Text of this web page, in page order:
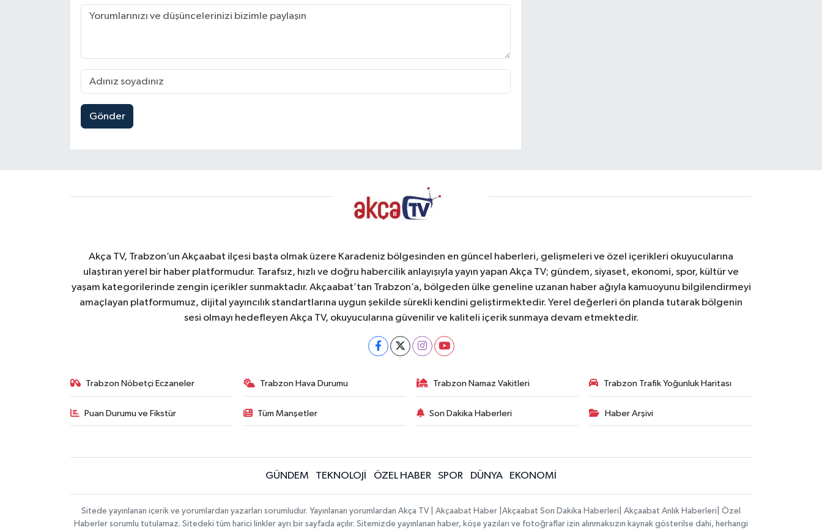
Gönder
Akça TV, Trabzon’un Akçaabat ilçesi başta olmak üzere Karadeniz bölgesinden en güncel haberleri, gelişmeleri ve özel içerikleri okuyucularına
ulaştıran yerel bir haber platformudur. Tarafsız, hızlı ve doğru habercilik anlayışıyla yayın yapan Akça TV; gündem, siyaset, ekonomi, spor, kültür ve
yaşam kategorilerinde zengin içerikler sunmaktadır. Akçaabat’tan Trabzon’a, bölgeden ülke geneline uzanan haber ağıyla kamuoyunu bilgilendirmeyi
amaçlayan platformumuz, dijital yayıncılık standartlarına uygun şekilde sürekli kendini geliştirmektedir. Yerel değerleri ön planda tutarak bölgenin
sesi olmayı hedefleyen Akça TV, okuyucularına güvenilir ve kaliteli içerik sunmaya devam etmektedir.
Trabzon Nöbetçi Eczaneler Trabzon Hava Durumu Trabzon Namaz Vakitleri Trabzon Trafik Yoğunluk Haritası
Puan Durumu ve Fikstür Tüm Manşetler Son Dakika Haberleri Haber Arşivi
GÜNDEM TEKNOLOJİ ÖZEL HABER SPOR DÜNYA EKONOMİ
Sitede yayınlanan içerik ve yorumlardan yazarları sorumludur. Yayınlanan yorumlardan Akça TV | Akçaabat Haber |Akçaabat Son Dakika Haberleri| Akçaabat Anlık Haberleri| Özel
Haberler sorumlu tutulamaz. Sitedeki tüm harici linkler ayrı bir sayfada açılır. Sitemizde yayınlanan haber, köşe yazıları ve fotoğraflar izin alınmaksızın kaynak gösterilse dahi, herhangi